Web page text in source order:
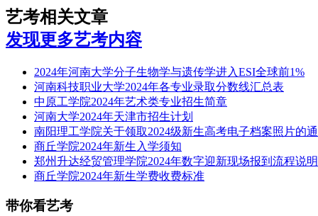
艺考相关文章
发现更多艺考内容
2024年河南大学分子生物学与遗传学进入ESI全球前1%
河南科技职业大学2024年各专业录取分数线汇总表
中原工学院2024年艺术类专业招生简章
河南大学2024年天津市招生计划
南阳理工学院关于领取2024级新生高考电子档案照片的
商丘学院2024年新生入学须知
郑州升达经贸管理学院2024年数字迎新现场报到流程说明
商丘学院2024年新生学费收费标准
带你看艺考